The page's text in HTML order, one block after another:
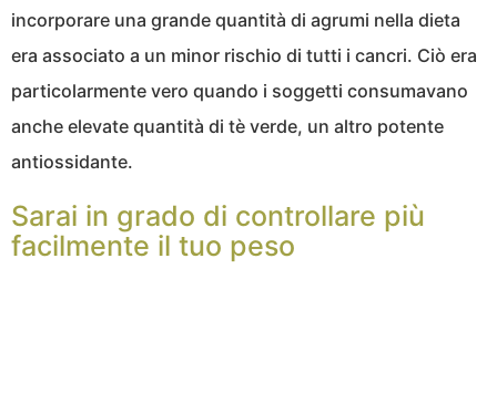
incorporare una grande quantità di agrumi nella dieta
era associato a un minor rischio di tutti i cancri. Ciò era
particolarmente vero quando i soggetti consumavano
anche elevate quantità di tè verde, un altro potente
antiossidante.
Sarai in grado di controllare più
facilmente il tuo peso